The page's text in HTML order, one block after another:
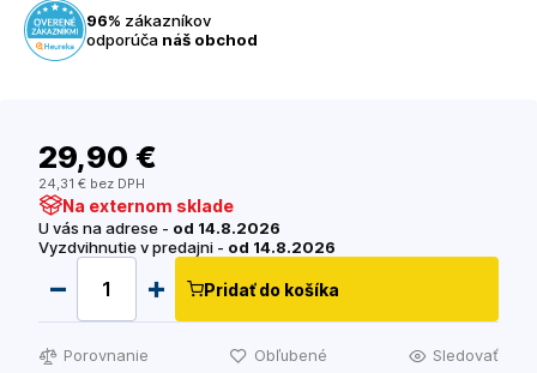
96% zákazníkov
odporúča náš obchod
29,90 €
24,31 € bez DPH
Na externom sklade
U vás na adrese - od 14.8.2026
Vyzdvihnutie v predajni - od 14.8.2026
Pridať do košíka
Porovnanie Obľubené Sledovať